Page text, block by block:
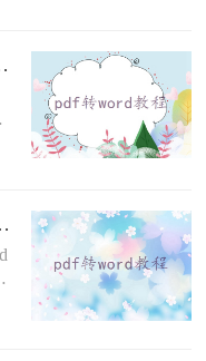
这二个方法!
方法快来看！